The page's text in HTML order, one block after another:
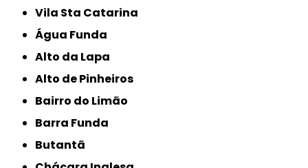
Vila Sta Catarina
Água Funda
Alto da Lapa
Alto de Pinheiros
Bairro do Limão
Barra Funda
Butantã